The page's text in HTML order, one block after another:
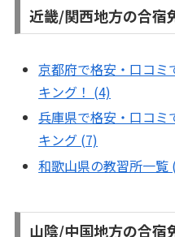
近畿/関西地方の合宿
京都府で格安・口コミ
キング！ (4)
兵庫県で格安・口コミ
キング (7)
和歌山県の教習所一覧
山陰/中国地方の合宿